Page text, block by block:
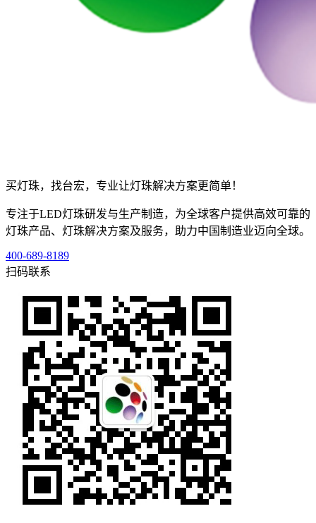
买灯珠，找台宏，专业让灯珠解决方案更简单！
专注于LED灯珠研发与生产制造，为全球客户提供高效可靠的
灯珠产品、灯珠解决方案及服务，助力中国制造业迈向全球。
400-689-8189
扫码联系